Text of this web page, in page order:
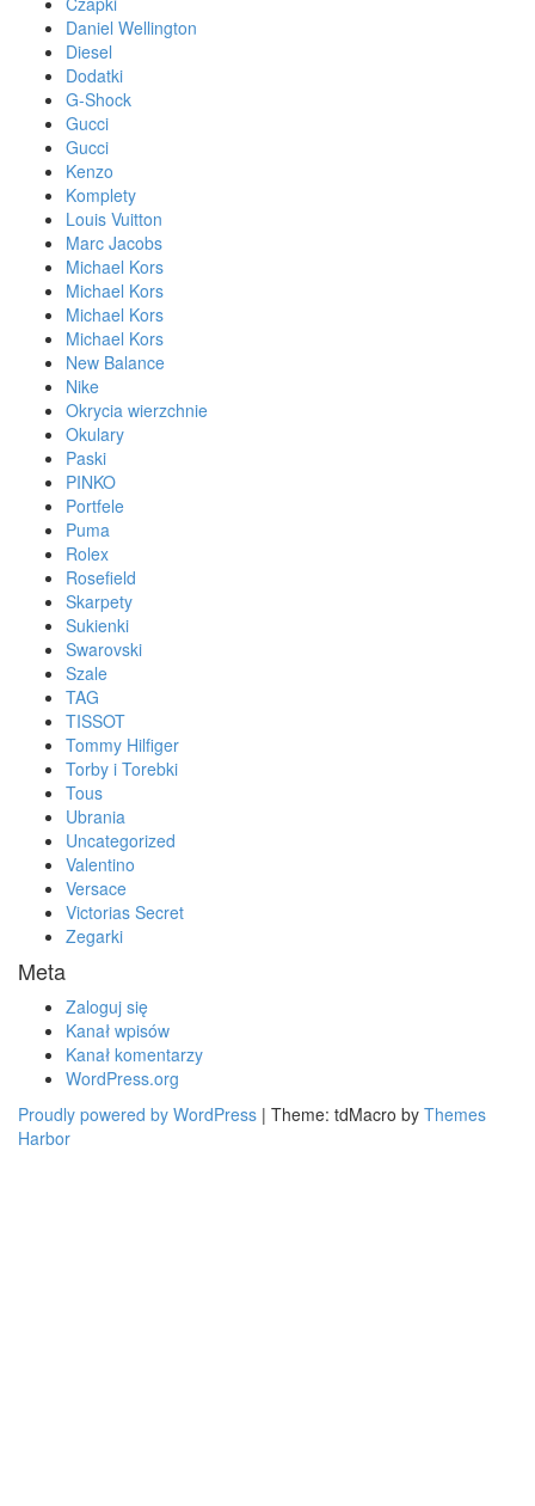
Daniel Wellington
Diesel
Dodatki
G-Shock
Gucci
Gucci
Kenzo
Komplety
Louis Vuitton
Marc Jacobs
Michael Kors
Michael Kors
Michael Kors
Michael Kors
New Balance
Nike
Okrycia wierzchnie
Okulary
Paski
PINKO
Portfele
Puma
Rolex
Rosefield
Skarpety
Sukienki
Swarovski
Szale
TAG
TISSOT
Tommy Hilfiger
Torby i Torebki
Tous
Ubrania
Uncategorized
Valentino
Versace
Victorias Secret
Zegarki
Meta
Zaloguj się
Kanał wpisów
Kanał komentarzy
WordPress.org
Proudly powered by WordPress | Theme: tdMacro by Themes
Harbor